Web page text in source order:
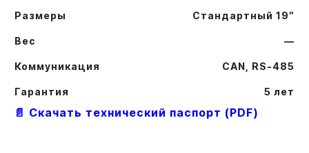
Размеры Стандартный 19″
Вес —
Коммуникация CAN, RS-485
Гарантия 5 лет
📄 Скачать технический паспорт (PDF)